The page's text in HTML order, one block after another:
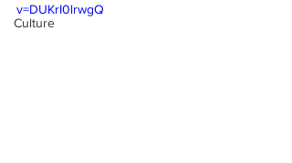
Culture
v=DUKrI0lrwgQ